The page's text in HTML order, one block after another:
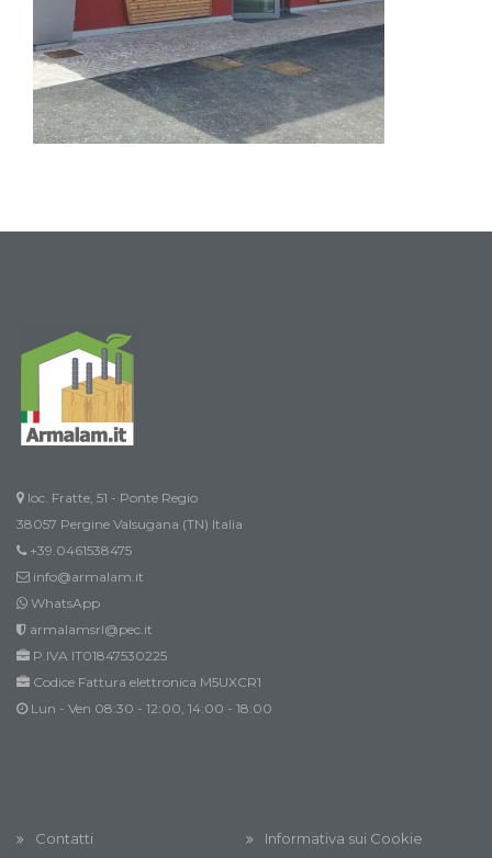
loc. Fratte, 51 - Ponte Regio
38057 Pergine Valsugana (TN) Italia
+39.0461538475
info@armalam.it
WhatsApp
armalamsrl@pec.it
P.IVA IT01847530225
Codice Fattura elettronica M5UXCR1
Lun - Ven 08:30 - 12:00, 14:00 - 18:00
Contatti Informativa sui Cookie